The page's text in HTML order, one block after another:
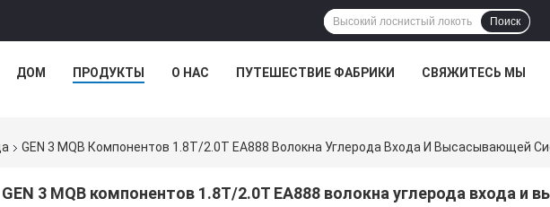
Поиск
ДОМ ПРОДУКТЫ О НАС ПУТЕШЕСТВИЕ ФАБРИКИ СВЯЖИТЕСЬ МЫ
GEN 3 MQB Компонентов 1.8T/2.0T EA888 Волокна Углерода Входа И Высасывающей
GEN 3 MQB компонентов 1.8T/2.0T EA888 волокна углерода входа и